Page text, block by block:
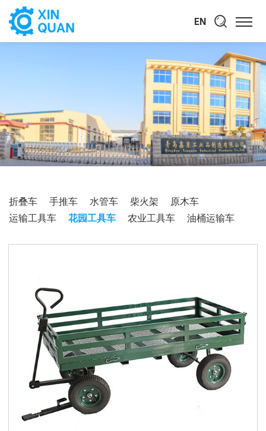
EN
折叠车 手推车 水管车 柴火架
原木车
运输工具车
花园工具车 农业工具车 油桶运输车